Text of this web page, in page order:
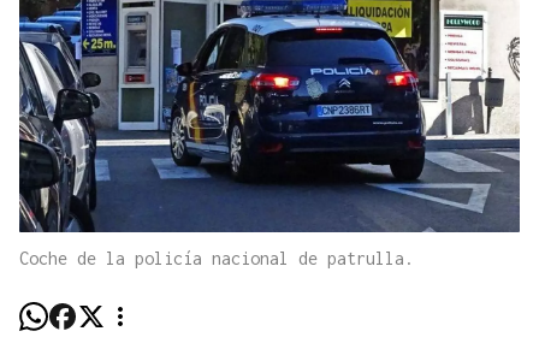
Coche de la policía nacional de patrulla.